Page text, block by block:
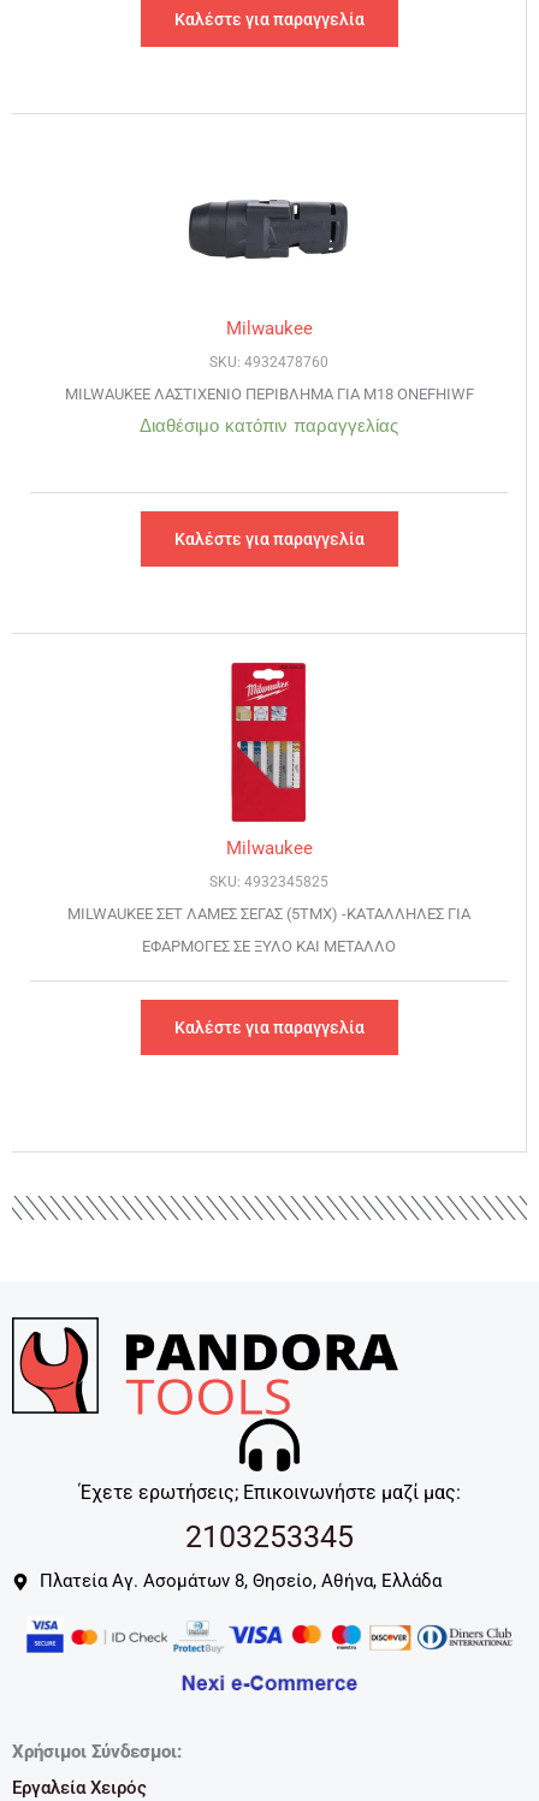
Καλέστε για παραγγελία
Milwaukee
SKU: 4932478760
MILWAUKEE ΛΑΣΤΙΧΕΝΙΟ ΠΕΡΙΒΛΗΜΑ ΓΙΑ M18 ONEFHIWF
Διαθέσιμο κατόπιν παραγγελίας
Καλέστε για παραγγελία
Milwaukee
SKU: 4932345825
MILWAUKEE ΣΕΤ ΛΑΜΕΣ ΣΕΓΑΣ (5ΤΜΧ) -ΚΑΤΑΛΛΗΛΕΣ ΓΙΑ
ΕΦΑΡΜΟΓΕΣ ΣΕ ΞΥΛΟ ΚΑΙ ΜΕΤΑΛΛΟ
Καλέστε για παραγγελία
Έχετε ερωτήσεις; Επικοινωνήστε μαζί μας:
2103253345
Πλατεία Αγ. Ασομάτων 8, Θησείο, Αθήνα, Ελλάδα
Χρήσιμοι Σύνδεσμοι:
Εργαλεία Χειρός